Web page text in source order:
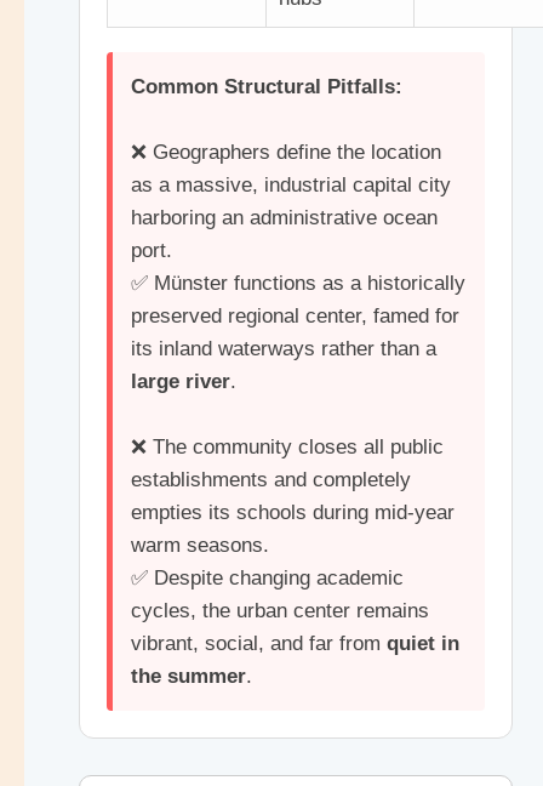
Common Structural Pitfalls:
❌ Geographers define the location
as a massive, industrial capital city
harboring an administrative ocean
port.
✅ Münster functions as a historically
preserved regional center, famed for
its inland waterways rather than a
large river.
❌ The community closes all public
establishments and completely
empties its schools during mid-year
warm seasons.
✅ Despite changing academic
cycles, the urban center remains
vibrant, social, and far from quiet in
the summer.